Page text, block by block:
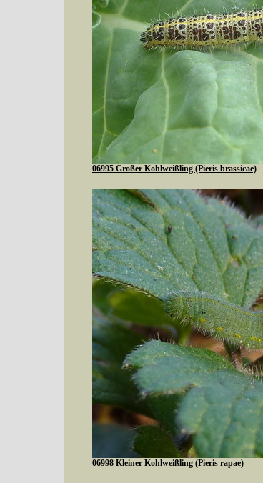
06995 Großer Kohlweißling (Pieris brassicae)
06998 Kleiner Kohlweißling (Pieris rapae)